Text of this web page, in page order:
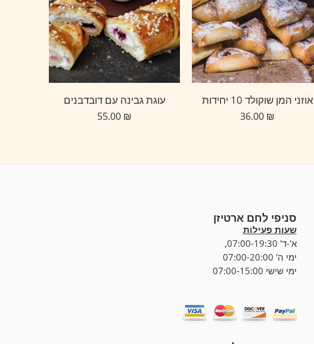
אוזני המן שוקולד 10 יחידות
₪
עוגת גבינה עם דובדבנים
₪
סניפי לחם ארטיזן
שעות פעילות
א'-ד' 07:00-19:30,
ימי ה' 07:00-20:00
ימי שישי 07:00-15:00